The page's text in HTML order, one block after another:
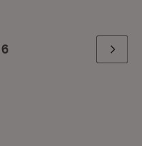
Zur letzten Seite
6 Weiter